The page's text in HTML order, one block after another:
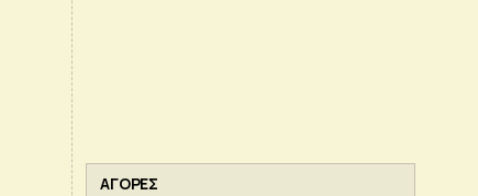
ΑΓΟΡΕΣ